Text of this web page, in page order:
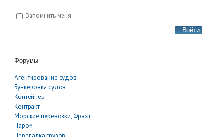
Запомнить меня
Войти
Форумы
Агентирование судов
Бункеровка судов
Контейнер
Контракт
Морские перевозки, Фрахт
Паром